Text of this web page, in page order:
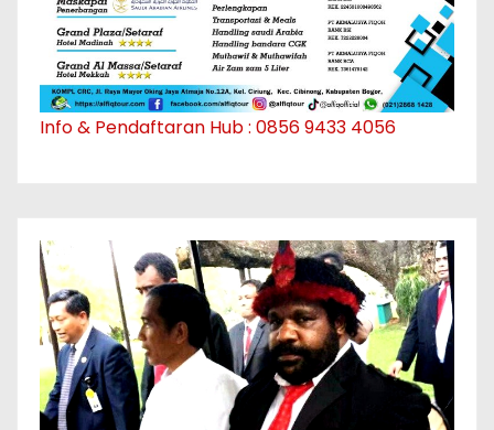
Info & Pendaftaran Hub : 0856 9433 4056